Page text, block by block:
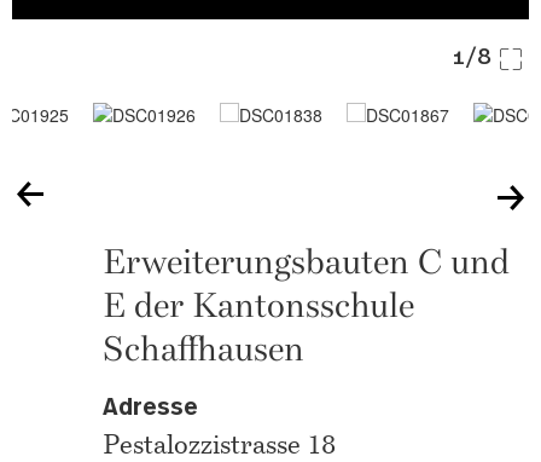
1/8
Erweiterungsbauten C und
E der Kantonsschule
Schaffhausen
Adresse
Pestalozzistrasse 18